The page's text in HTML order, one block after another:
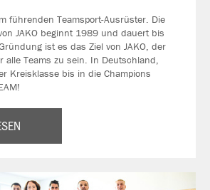
führenden Teamsport-Ausrüster. Die
JAKO beginnt 1989 und dauert bis
ist es das Ziel von JAKO, der
alle Teams zu sein. In Deutschland,
Kreisklasse bis in die Champions